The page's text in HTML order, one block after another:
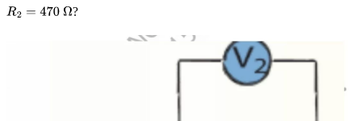
R2 =470 Ω ?